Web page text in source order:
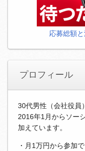
応募総額
プロフィール
30代男性（会社役員
2016年1月からソー
加えています。
・月1万円から参加